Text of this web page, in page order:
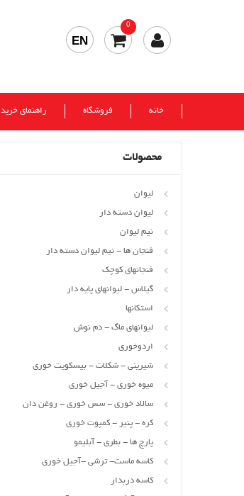
0
EN
خانه فروشگاه راهنمای خرید
محصولات
لیوان
لیوان دسته دار
نیم لیوان
فنجان ها - نیم لیوان دسته دار
فنجانهای کوچک
گیلاس - لیوانهای پایه دار
استکانها
لیوانهای ماگ - دم نوش
اردوخوری
شیرینی - شکلات - بیسکویت خوری
میوه خوری - آجیل خوری
سالاد خوری - سس خوری - روغن دان
کره - پنیر - کمپوت خوری
پارچ ها - بطری - آبلیمو
کاسه ماست- ترشی -آجیل خوری
کاسه دربدار